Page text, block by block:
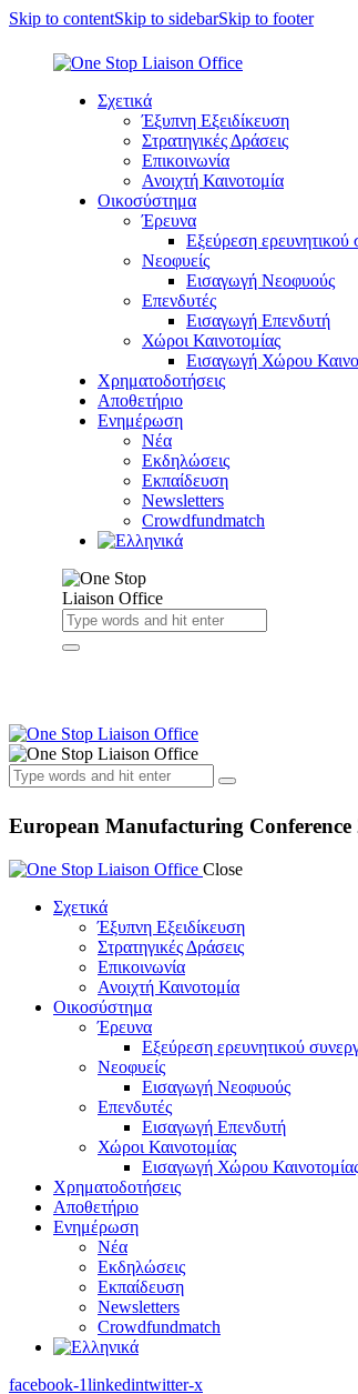
Skip to contentSkip to sidebarSkip to footer
Σχετικά
Έξυπνη Εξειδίκευση
Στρατηγικές Δράσεις
Επικοινωνία
Ανοιχτή Καινοτομία
Οικοσύστημα
Έρευνα
Εξεύρεση ερευνητικού
Νεοφυείς
Εισαγωγή Νεοφυούς
Επενδυτές
Εισαγωγή Επενδυτή
Χώροι Καινοτομίας
Εισαγωγή Χώρου
Χρηματοδοτήσεις
Αποθετήριο
Ενημέρωση
Νέα
Εκδηλώσεις
Εκπαίδευση
Newsletters
Crowdfundmatch
European Manufacturing Conference
Close
Σχετικά
Έξυπνη Εξειδίκευση
Στρατηγικές Δράσεις
Επικοινωνία
Ανοιχτή Καινοτομία
Οικοσύστημα
Έρευνα
Εξεύρεση ερευνητικού
Νεοφυείς
Εισαγωγή Νεοφυούς
Επενδυτές
Εισαγωγή Επενδυτή
Χώροι Καινοτομίας
Εισαγωγή Χώρου
Χρηματοδοτήσεις
Αποθετήριο
Ενημέρωση
Νέα
Εκδηλώσεις
Εκπαίδευση
Newsletters
Crowdfundmatch
facebook-1linkedintwitter-x